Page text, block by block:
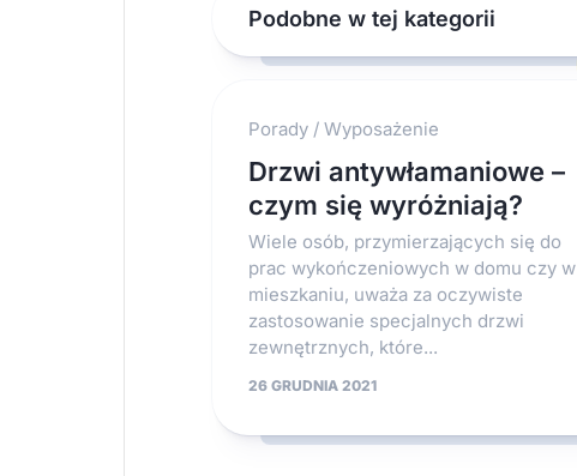
Podobne w tej kategorii
Porady / Wyposażenie
Drzwi antywłamaniowe –
czym się wyróżniają?
Wiele osób, przymierzających się do
prac wykończeniowych w domu czy w
mieszkaniu, uważa za oczywiste
zastosowanie specjalnych drzwi
zewnętrznych, które...
26 GRUDNIA 2021